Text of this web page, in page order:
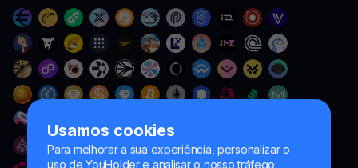
Usamos cookies
Para melhorar a sua experiência, personalizar o
uso de YouHolder e analisar o nosso tráfego,